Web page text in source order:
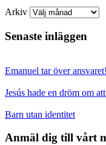
Arkiv
Senaste inläggen
Emanuel tar över ansvaret!
Jesús hade en dröm om
Barn utan identitet
Anmäl dig till vårt